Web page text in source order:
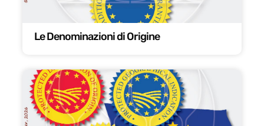
Le Denominazioni di Origine